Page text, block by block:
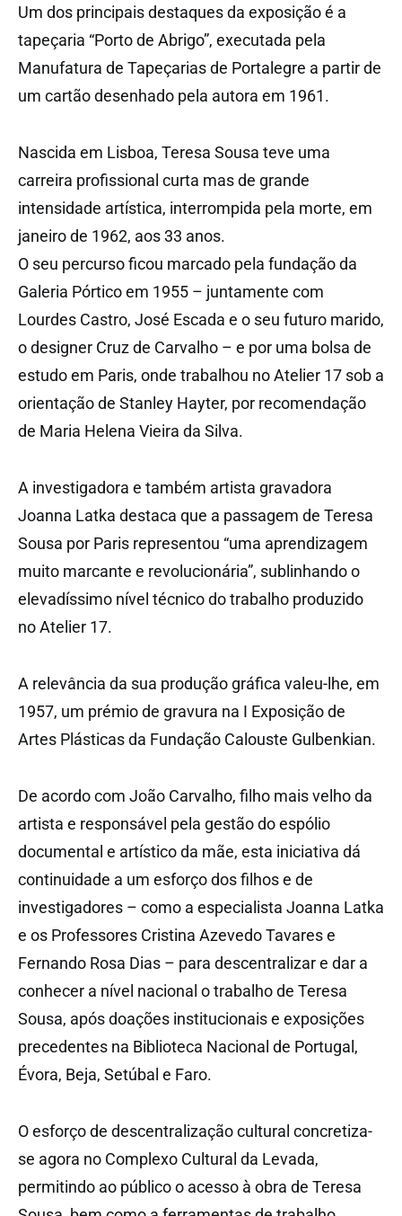
Um dos principais destaques da exposição é a
tapeçaria “Porto de Abrigo”, executada pela
Manufatura de Tapeçarias de Portalegre a partir de
um cartão desenhado pela autora em 1961.
Nascida em Lisboa, Teresa Sousa teve uma
carreira profissional curta mas de grande
intensidade artística, interrompida pela morte, em
janeiro de 1962, aos 33 anos.
O seu percurso ficou marcado pela fundação da
Galeria Pórtico em 1955 – juntamente com
Lourdes Castro, José Escada e o seu futuro marido,
o designer Cruz de Carvalho – e por uma bolsa de
estudo em Paris, onde trabalhou no Atelier 17 sob a
orientação de Stanley Hayter, por recomendação
de Maria Helena Vieira da Silva.
A investigadora e também artista gravadora
Joanna Latka destaca que a passagem de Teresa
Sousa por Paris representou “uma aprendizagem
muito marcante e revolucionária”, sublinhando o
elevadíssimo nível técnico do trabalho produzido
no Atelier 17.
A relevância da sua produção gráfica valeu-lhe, em
1957, um prémio de gravura na I Exposição de
Artes Plásticas da Fundação Calouste Gulbenkian.
De acordo com João Carvalho, filho mais velho da
artista e responsável pela gestão do espólio
documental e artístico da mãe, esta iniciativa dá
continuidade a um esforço dos filhos e de
investigadores – como a especialista Joanna Latka
e os Professores Cristina Azevedo Tavares e
Fernando Rosa Dias – para descentralizar e dar a
conhecer a nível nacional o trabalho de Teresa
Sousa, após doações institucionais e exposições
precedentes na Biblioteca Nacional de Portugal,
Évora, Beja, Setúbal e Faro.
O esforço de descentralização cultural concretiza-
se agora no Complexo Cultural da Levada,
permitindo ao público o acesso à obra de Teresa